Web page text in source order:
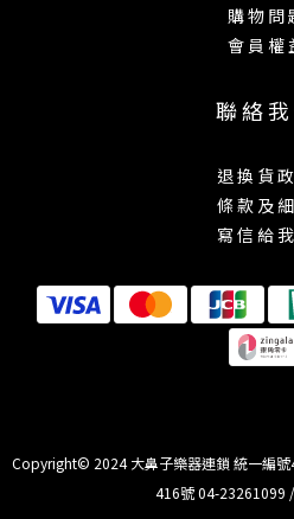
購 物 問
會 員 權
聯 絡 我
退 換 貨
條 款 及
寫 信 給
Copyright© 2024 大鼻子樂器連鎖 統一編
416號 04-23261099